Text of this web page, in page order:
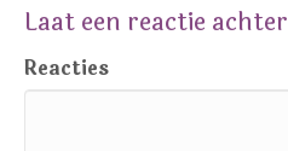
Laat een reactie achter
Reacties